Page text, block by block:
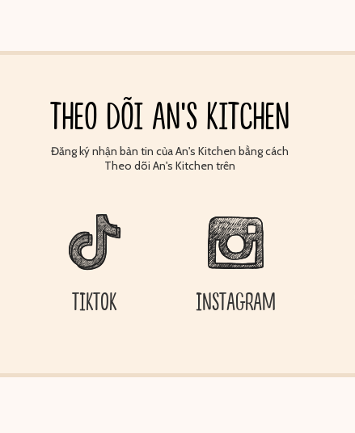
THEO DÕI AN'S KITCHEN
Đăng ký nhận bản tin của An's Kitchen bằng cách
Theo dõi An's Kitchen trên
TIKTOK INSTAGRAM